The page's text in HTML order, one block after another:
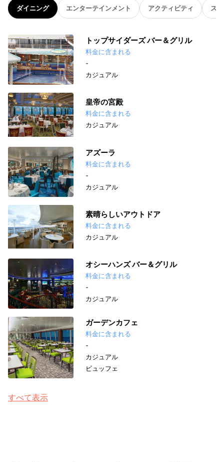
ダイニング エンターテインメント アクティビティ ス
トップサイダーズ バー＆グリル
料金に含まれる
-
カジュアル
皇帝の宮殿
料金に含まれる
カジュアル
アズーラ
料金に含まれる
-
カジュアル
素晴らしいアウトドア
料金に含まれる
カジュアル
オシーハンズ バー＆グリル
料金に含まれる
-
カジュアル
ガーデンカフェ
料金に含まれる
-
カジュアル
ビュッフェ
すべて表示